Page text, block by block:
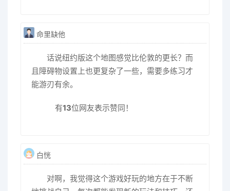
命里缺他
话说纽约版这个地图感觉比伦敦的更长？而
且障碍物设置上也更复杂了一些，需要多练习才
能游刃有余。
有13位网友表示赞同！
白恍
对啊，我觉得这个游戏好玩的地方在于不断